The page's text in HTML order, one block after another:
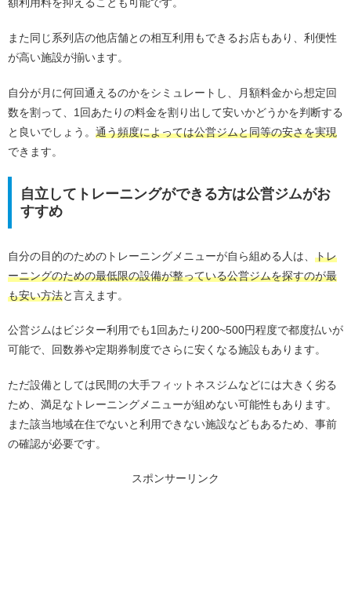
額利用料を抑えることも可能です。
また同じ系列店の他店舗との相互利用もできるお店もあり、利便性
が高い施設が揃います。
自分が月に何回通えるのかをシミュレートし、月額料金から想定回
数を割って、1回あたりの料金を割り出して安いかどうかを判断する
と良いでしょう。 通う頻度によっては公営ジムと同等の安さを実現
できます。
自立してトレーニングができる方は公営ジムがお
すすめ
自分の目的のためのトレーニングメニューが自ら組める人は、 トレ
ーニングのための最低限の設備が整っている公営ジムを探すのが最
も安い方法と言えます。
公営ジムはビジター利用でも1回あたり200~500円程度で都度払いが
可能で、回数券や定期券制度でさらに安くなる施設もあります。
ただ設備としては民間の大手フィットネスジムなどには大きく劣る
ため、満足なトレーニングメニューが組めない可能性もあります。
また該当地域在住でないと利用できない施設などもあるため、事前
の確認が必要です。
スポンサーリンク